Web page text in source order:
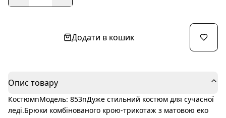
Додати в кошик
Опис товару
КостюмnМодель: 853nДуже стильний костюм для сучасної
леді.Брюки комбінованого крою-трикотаж з матовою еко